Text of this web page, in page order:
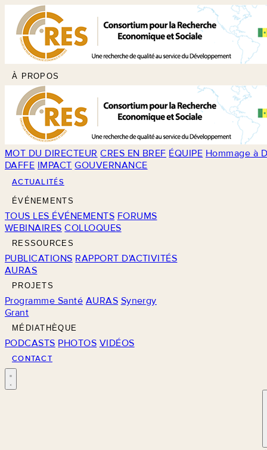
À PROPOS
MOT DU DIRECTEUR CRES EN BREF ÉQUIPE Hommage à
DAFFE IMPACT GOUVERNANCE
ACTUALITÉS
ÉVÉNEMENTS
TOUS LES ÉVÉNEMENTS FORUMS
WEBINAIRES COLLOQUES
RESSOURCES
PUBLICATIONS RAPPORT D'ACTIVITÉS
AURAS
PROJETS
Programme Santé AURAS Synergy
Grant
MÉDIATHÈQUE
PODCASTS PHOTOS VIDÉOS
CONTACT